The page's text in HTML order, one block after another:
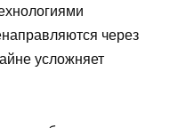
через
усложняет